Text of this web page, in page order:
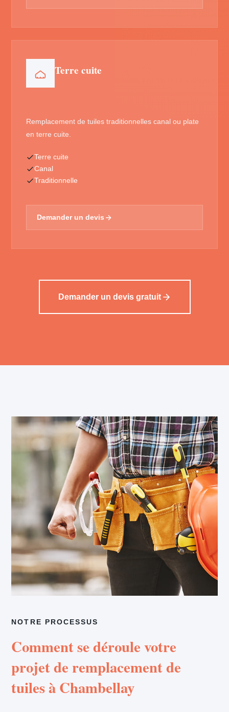
Terre cuite
Remplacement de tuiles traditionnelles canal ou plate
en terre cuite.
Terre cuite
Canal
Traditionnelle
Demander un devis
Demander un devis gratuit
NOTRE PROCESSUS
Comment se déroule votre
projet de remplacement de
tuiles à Chambellay